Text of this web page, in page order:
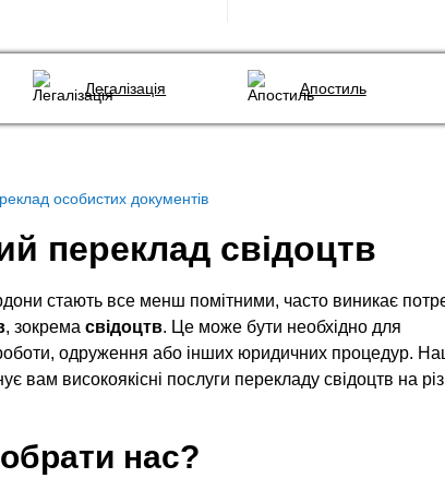
Легалізація Апостиль
особистих документів
переклад свідоцтв
стають все менш помітними, часто виникає
, зокрема свідоцтв. Це може бути необхідно для
одруження або інших юридичних процедур.
вам високоякісні послуги перекладу свідоцтв на
нас?